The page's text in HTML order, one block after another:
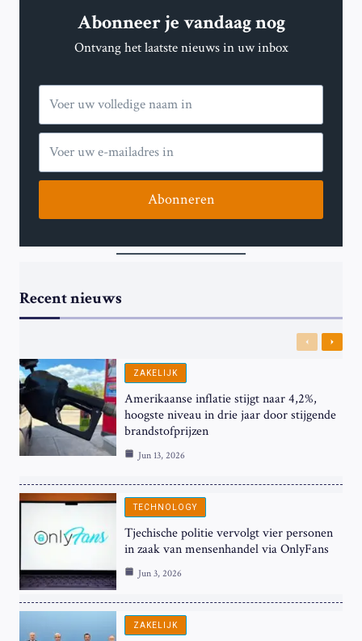
Abonneer je vandaag nog
Ontvang het laatste nieuws in uw inbox
Abonneren
Recent nieuws
Previous
Next
ZAKELIJK
Amerikaanse inflatie stijgt naar 4,2%,
hoogste niveau in drie jaar door stijgende
brandstofprijzen
Jun 13, 2026
TECHNOLOGY
Tjechische politie vervolgt vier personen
in zaak van mensenhandel via OnlyFans
Jun 3, 2026
ZAKELIJK